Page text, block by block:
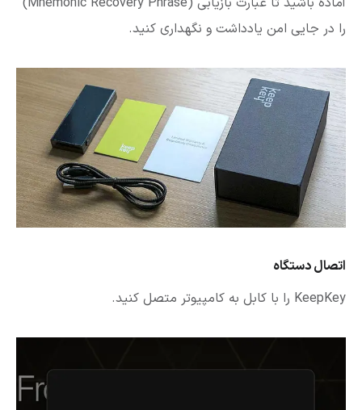
را در جایی امن یادداشت و نگهداری کنید.
اتصال دستگاه
KeepKey را با کابل به کامپیوتر متصل کنید.